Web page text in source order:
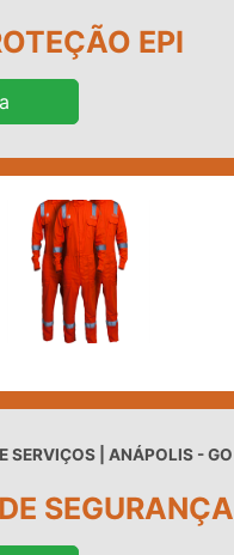
EPI
SERVIÇOS | ANÁPOLIS - GO
SEGURANÇA